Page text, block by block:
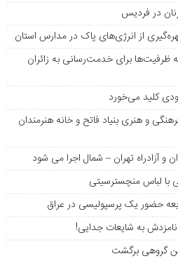
در فردیس
بهره‌گیری از انرژی‌های پاک در مدارس استان
ظرفیت‌ها برای خدمت‌رسانی به زائران
کلید می‌خورد
و هنری بنیاد فاتح و خانه هنرمندان
و آزادراه تهران – شمال اجرا می شود
با لباس منچسترسیتی
حضور یک پرسپولیسی در عراق
به شایعات جدایی!
گروهی برگشت